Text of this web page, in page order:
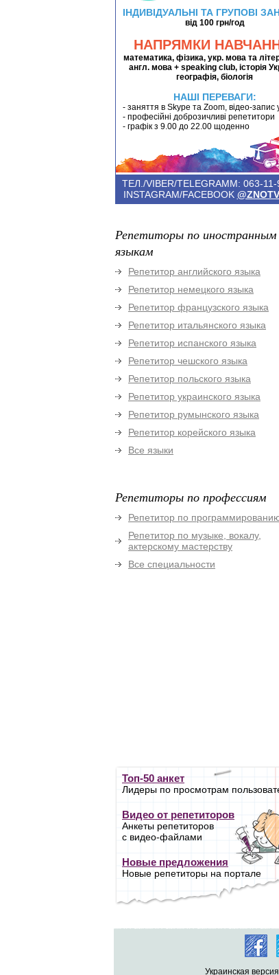
ІНДИВІДУАЛЬНІ ТА ГРУПОВІ
від 100 грн/год
НАПРЯМКИ
математика, фізика, укр. мова та
англ. мова + speaking club, історія
географія, біологія
НАШІ ПЕРЕВАГИ:
- заняття в Skype та Zoom, відео-запис
- професійні доброзичливі репетитори
- графік з 9.00 до 22.00 щоденно
ТЕЛ./VIBER/TELEGRAMM: 063-
INSTAGRAM/FACEBOOK
Репетиторы по иностранным
языкам
Репетитор английского языка
Репетитор немецкого языка
Репетитор французского языка
Репетитор итальянского языка
Репетитор испанского языка
Репетитор чешского языка
Репетитор польского языка
Репетитор украинского языка
Репетитор румынского языка
Репетитор корейского языка
Все языки
Репетиторы по профессиям
Репетитор по
Репетитор по музыке, вокалу,
актерскому мастерству
Все специальности
Топ-50 анкет
Лидеры по просмотрам
Видео от репетиторов
Анкеты репетиторов
с видео-файлами
Новые предложения
Новые репетиторы на портале
Украинская версия